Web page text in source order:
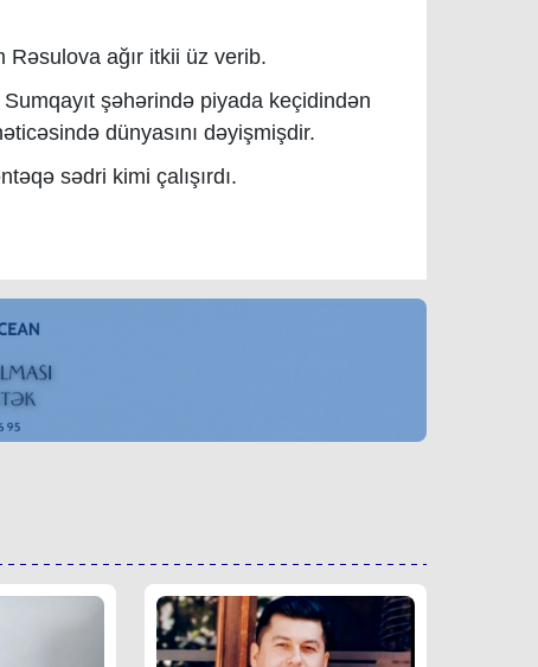
ağır itkii üz verib.
şəhərində piyada keçidindən
dünyasını dəyişmişdir.
sədri kimi çalışırdı.